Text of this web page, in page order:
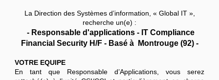
La Direction des Systèmes d’information, « Global IT »,
recherche un(e) :
- Responsable d'applications - IT Compliance
Financial Security H/F - Basé à Montrouge (92) -
VOTRE EQUIPE
En tant que Responsable d’Applications, vous serez